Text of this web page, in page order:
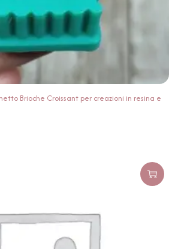
Brioche Croissant per creazioni in resina e